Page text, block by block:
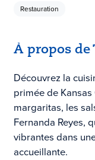
Restauration
À propos de
Découvrez la
primée de
margaritas, les
Fernanda Reyes,
vibrantes dans
accueillante.